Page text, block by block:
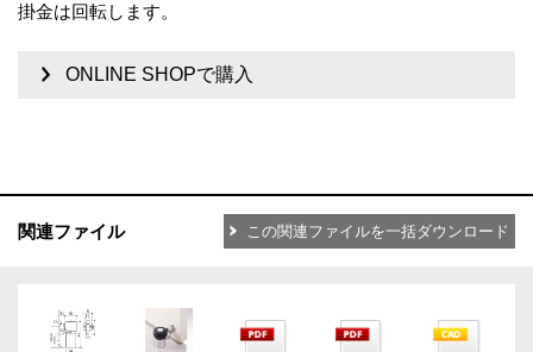
掛金は回転します。
ONLINE SHOPで購入
関連ファイル この関連ファイルを一括ダウンロード